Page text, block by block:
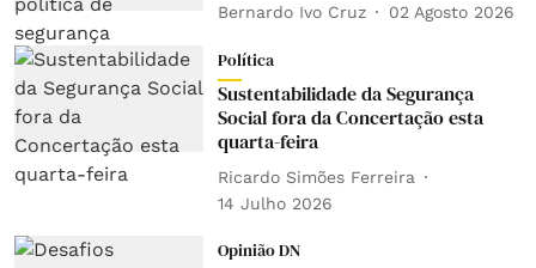
Bernardo Ivo Cruz 02 Agosto 2026
Política
Sustentabilidade da Segurança
Social fora da Concertação esta
quarta-feira
Ricardo Simões Ferreira
14 Julho 2026
Opinião DN